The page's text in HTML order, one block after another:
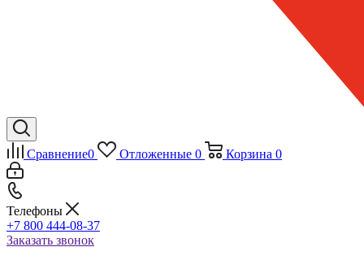
Сравнение0 Отложенные 0 Корзина 0
Телефоны
+7 800 444-08-37
Заказать звонок